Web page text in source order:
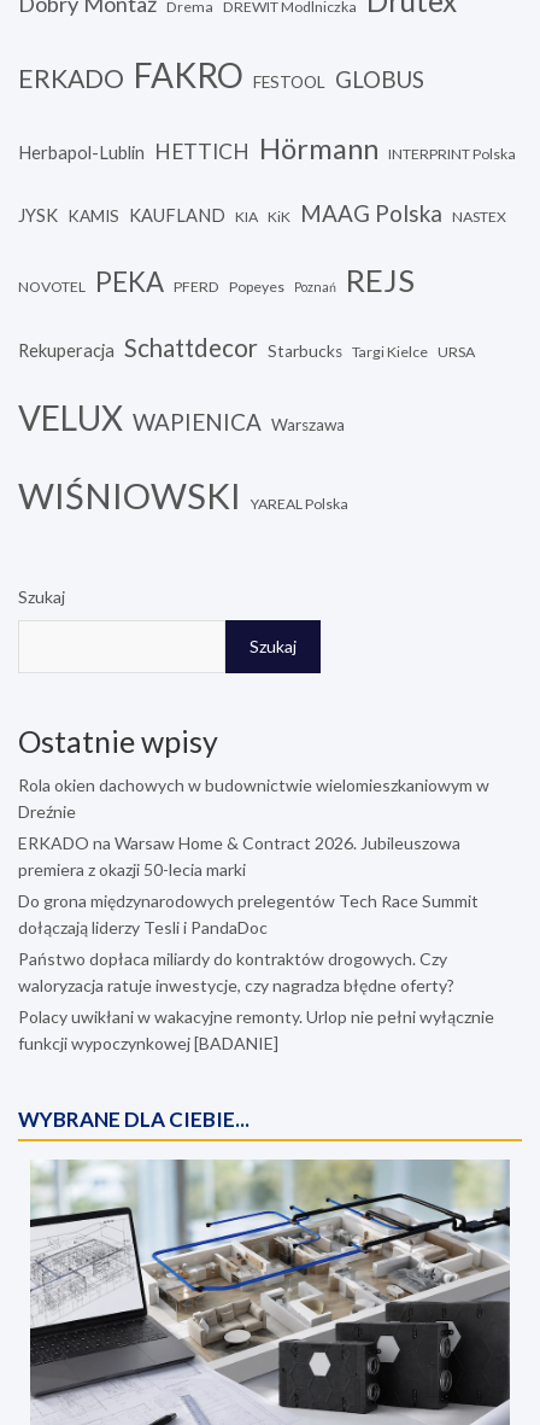
Drema DREWIT Modlniczka
ERKADO FAKRO FESTOOL GLOBUS
Herbapol-Lublin HETTICH Hörmann INTERPRINT Polska
JYSK KAMIS KAUFLAND KIA KiK MAAG Polska NASTEX
NOVOTEL PEKA PFERD Popeyes Poznań REJS
Rekuperacja Schattdecor Starbucks Targi Kielce URSA
VELUX WAPIENICA Warszawa
WIŚNIOWSKI YAREAL Polska
Szukaj
Szukaj
Ostatnie wpisy
Rola okien dachowych w budownictwie wielomieszkaniowym w
Dreźnie
ERKADO na Warsaw Home & Contract 2026. Jubileuszowa
premiera z okazji 50-lecia marki
Do grona międzynarodowych prelegentów Tech Race Summit
dołączają liderzy Tesli i PandaDoc
Państwo dopłaca miliardy do kontraktów drogowych. Czy
waloryzacja ratuje inwestycje, czy nagradza błędne oferty?
Polacy uwikłani w wakacyjne remonty. Urlop nie pełni wyłącznie
funkcji wypoczynkowej [BADANIE]
WYBRANE DLA CIEBIE...